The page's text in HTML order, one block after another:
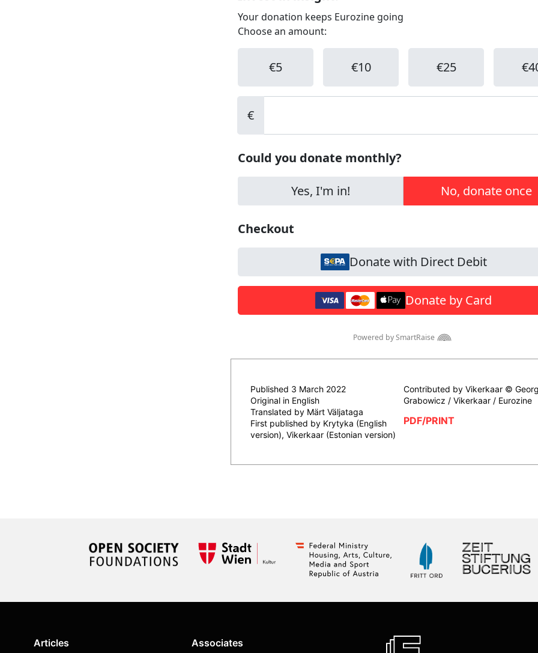
Published 3 March 2022
Original in English
Translated by Märt Väljataga
First published by Krytyka (English
version), Vikerkaar (Estonian version)
Contributed by Vikerkaar ©
Grabowicz / Vikerkaar / Eurozine
PDF/PRINT
Articles
Associates